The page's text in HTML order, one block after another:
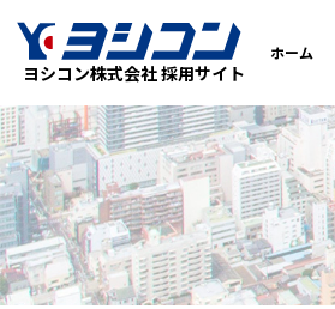
ヨシコン株式会社 採用サイト
ホーム